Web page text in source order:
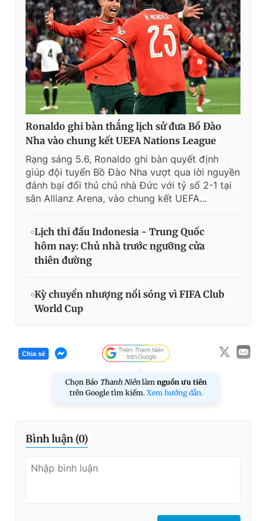
Ronaldo ghi bàn thắng lịch sử đưa Bồ Đào
Nha vào chung kết UEFA Nations League
Rạng sáng 5.6, Ronaldo ghi bàn quyết định
giúp đội tuyển Bồ Đào Nha vượt qua lời nguyền
đánh bại đối thủ chủ nhà Đức với tỷ số 2-1 tại
sân Allianz Arena, vào chung kết UEFA...
Lịch thi đấu Indonesia - Trung Quốc
hôm nay: Chủ nhà trước ngưỡng cửa
thiên đường
Kỳ chuyển nhượng nổi sóng vì FIFA Club
World Cup
Chia sẻ
Chọn Báo Thanh Niên làm nguồn ưu tiên
trên Google tìm kiếm. Xem hướng dẫn.
Bình luận (0)